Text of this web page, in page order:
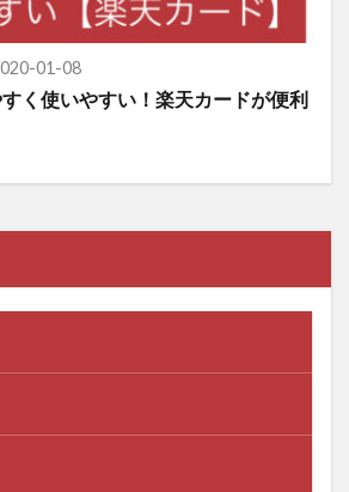
01-08
く使いやすい！楽天カードが便利